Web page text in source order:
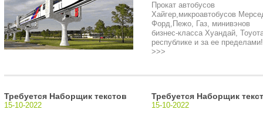
Прокат автобусов
Хайгер,микроавтобусов
Форд,Пежо, Газ, минивэнов
бизнес-класса Хуандай,
республике и за ее
>>>
Требуется Наборщик текстов
15-10-2022
Требуется Наборщик
15-10-2022